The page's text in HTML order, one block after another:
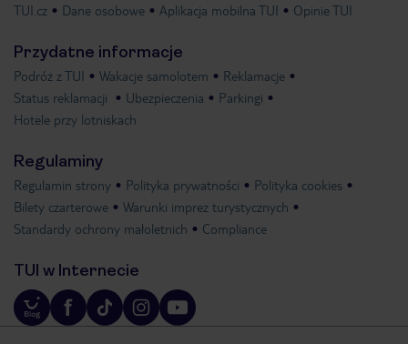
TUI.cz
Dane osobowe Aplikacja mobilna TUI Opinie TUI
Przydatne informacje
Podróż z TUI Wakacje samolotem
Reklamacje
Status reklamacji
Ubezpieczenia
Parkingi
Hotele przy lotniskach
Regulaminy
Regulamin strony Polityka prywatności
Polityka cookies
Bilety czarterowe
Warunki imprez turystycznych
Standardy ochrony małoletnich
Compliance
TUI w Internecie